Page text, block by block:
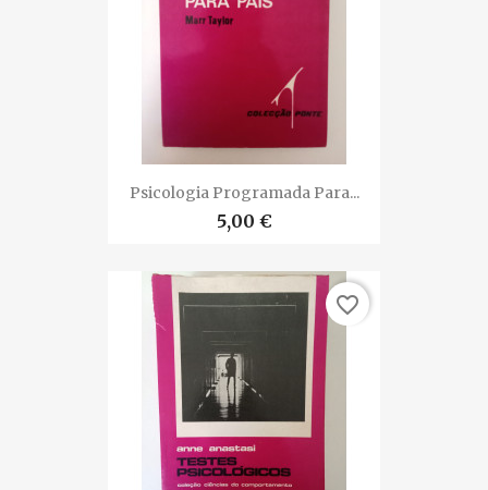
Psicologia Programada Para...
5,00 €
favorite_border